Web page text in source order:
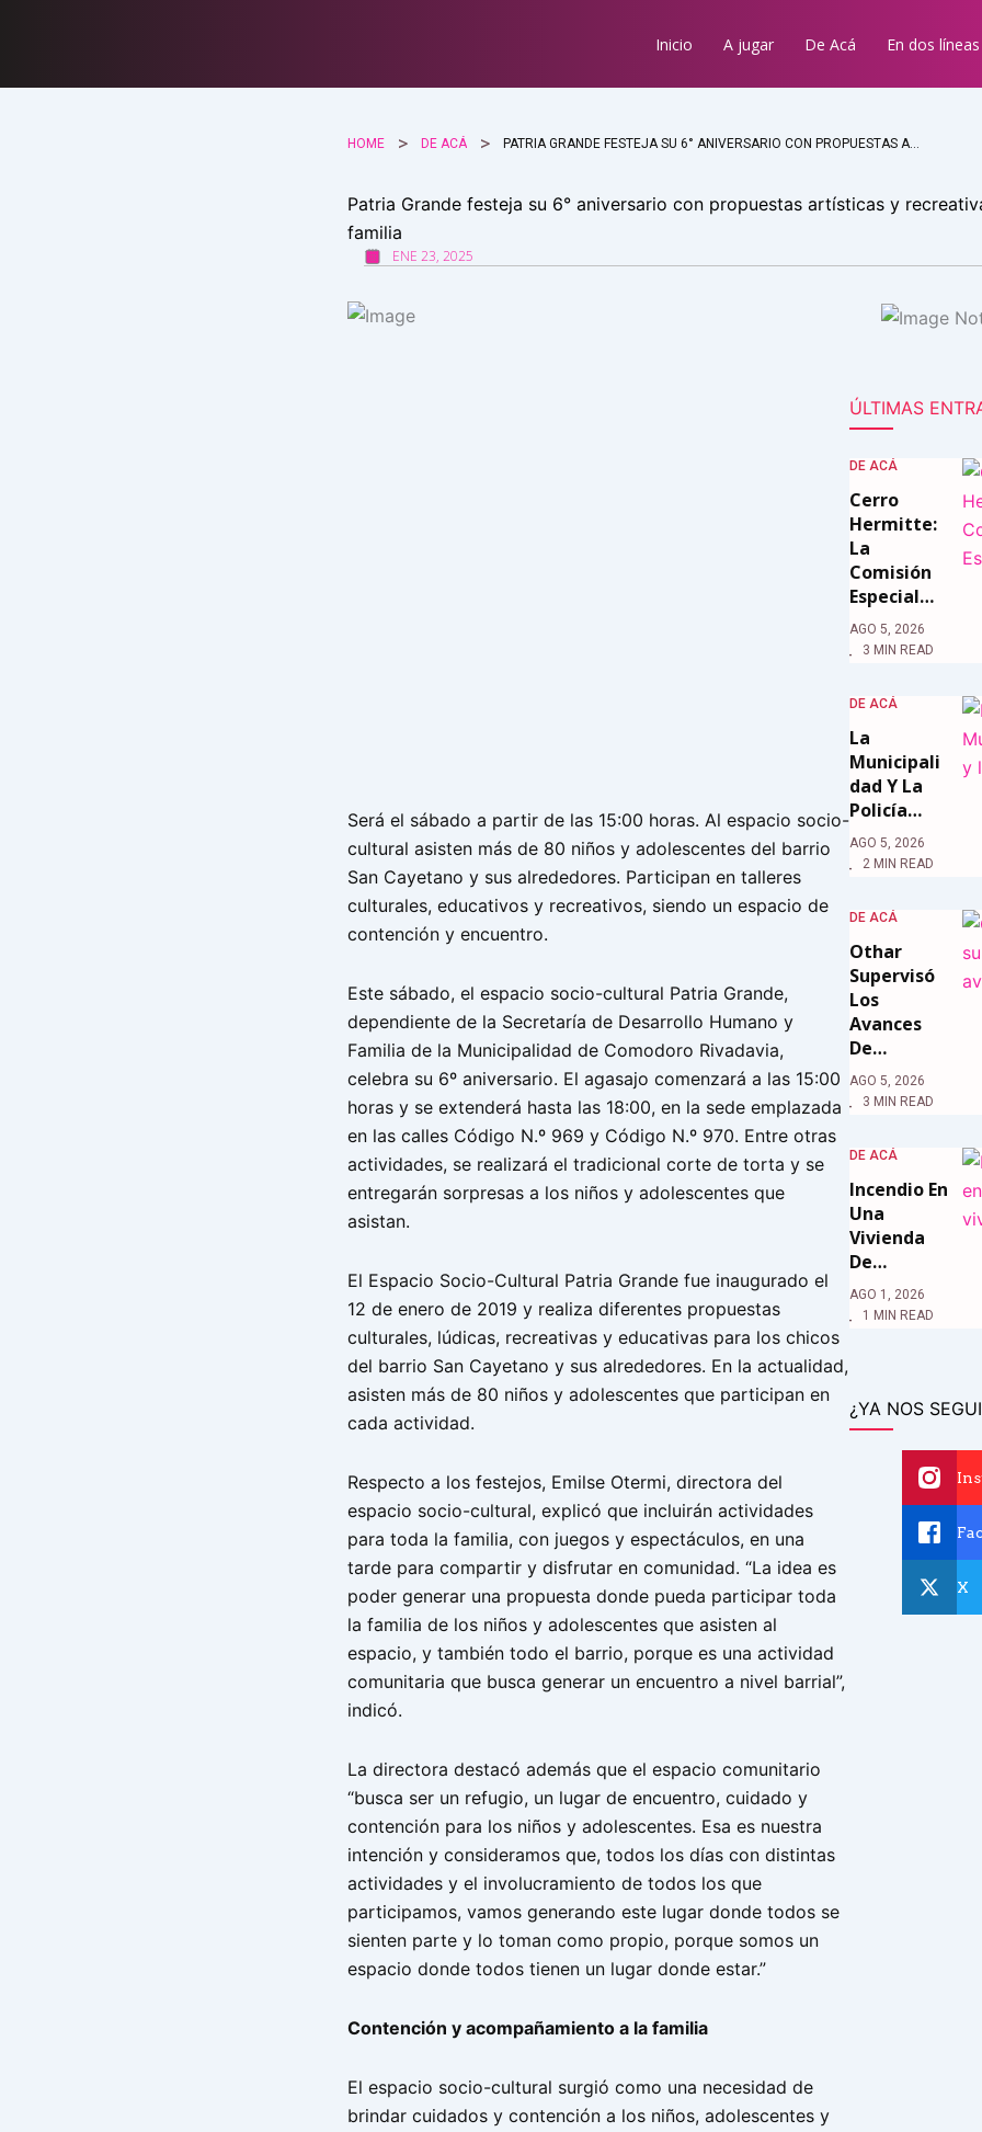
Inicio A jugar De Acá En dos líneas
HOME DE ACÁ
Patria Grande festeja su 6° aniversario con propuestas artísticas y
familia
ENE 23, 2025
Será el sábado a partir de las 15:00 horas. Al espacio socio-
cultural asisten más de 80 niños y adolescentes del barrio
San Cayetano y sus alrededores. Participan en talleres
culturales, educativos y recreativos, siendo un espacio de
contención y encuentro.
Este sábado, el espacio socio-cultural Patria Grande,
dependiente de la Secretaría de Desarrollo Humano y
Familia de la Municipalidad de Comodoro Rivadavia,
celebra su 6º aniversario. El agasajo comenzará a las 15:00
horas y se extenderá hasta las 18:00, en la sede emplazada
en las calles Código N.º 969 y Código N.º 970. Entre otras
actividades, se realizará el tradicional corte de torta y se
entregarán sorpresas a los niños y adolescentes que
asistan.
El Espacio Socio-Cultural Patria Grande fue inaugurado el
12 de enero de 2019 y realiza diferentes propuestas
culturales, lúdicas, recreativas y educativas para los chicos
del barrio San Cayetano y sus alrededores. En la actualidad,
asisten más de 80 niños y adolescentes que participan en
cada actividad.
Respecto a los festejos, Emilse Otermi, directora del
espacio socio-cultural, explicó que incluirán actividades
para toda la familia, con juegos y espectáculos, en una
tarde para compartir y disfrutar en comunidad. “La idea es
poder generar una propuesta donde pueda participar toda
la familia de los niños y adolescentes que asisten al
espacio, y también todo el barrio, porque es una actividad
comunitaria que busca generar un encuentro a nivel barrial”,
indicó.
La directora destacó además que el espacio comunitario
“busca ser un refugio, un lugar de encuentro, cuidado y
contención para los niños y adolescentes. Esa es nuestra
intención y consideramos que, todos los días con distintas
actividades y el involucramiento de todos los que
participamos, vamos generando este lugar donde todos se
sienten parte y lo toman como propio, porque somos un
espacio donde todos tienen un lugar donde estar.”
Contención y acompañamiento a la familia
El espacio socio-cultural surgió como una necesidad de
brindar cuidados y contención a los niños, adolescentes y
ÚLTIMAS
DE ACÁ
Cerro
Hermitte:
La
Comisión
Especial…
AGO 5, 2026
3 MIN READ
DE ACÁ
La
Municipali
Dad Y La
Policía…
AGO 5, 2026
2 MIN READ
DE ACÁ
Othar
Supervisó
Los
Avances
De…
AGO 5, 2026
3 MIN READ
DE ACÁ
Incendio En
Una
Vivienda
De…
AGO 1, 2026
1 MIN READ
¿YA NOS
X